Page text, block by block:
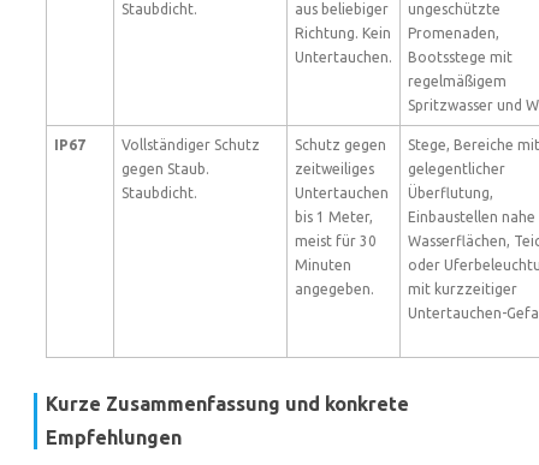
Staubdicht.
aus beliebiger
Richtung. Kein
Untertauchen.
ungeschützte
Promenaden,
Bootsstege mit
regelmäßigem
Spritzwasser und
IP67
Vollständiger Schutz
gegen Staub.
Staubdicht.
Schutz gegen
zeitweiliges
Untertauchen
bis 1 Meter,
meist für 30
Minuten
angegeben.
Stege, Bereiche mit
gelegentlicher
Überflutung,
Einbaustellen nahe
Wasserflächen,
oder
mit kurzzeitiger
Untertauchen-
Kurze Zusammenfassung und konkrete
Empfehlungen